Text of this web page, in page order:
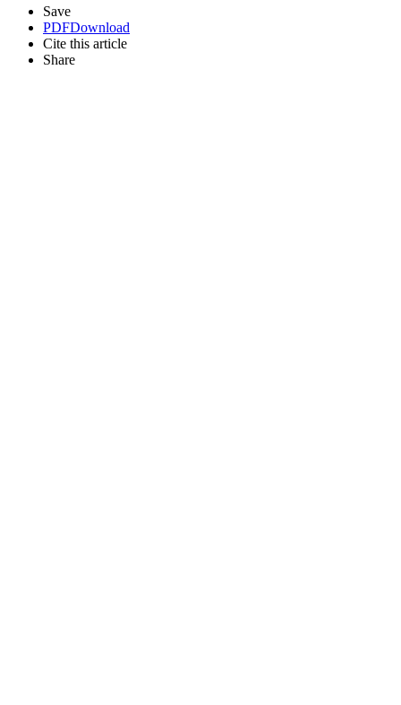
Save
PDFDownload
Cite this article
Share